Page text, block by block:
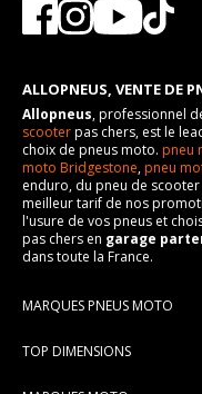
ALLOPNEUS, VENTE DE
Allopneus, professionnel
scooterpas chers, est le
choix de pneus moto. pneu
moto Bridgestone,pneu
enduro, du pneu de
meilleur tarif de nos
l'usure de vos pneus et
pas chers en garage
dans toute la France.
MARQUES PNEUS MOTO
TOP DIMENSIONS